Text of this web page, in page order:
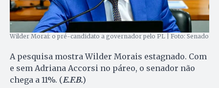
Wilder Morai: o pré-candidato a governador pelo PL | Foto: Senado
A pesquisa mostra Wilder Morais estagnado. Com
e sem Adriana Accorsi no páreo, o senador não
chega a 11%. (E.F.B.)